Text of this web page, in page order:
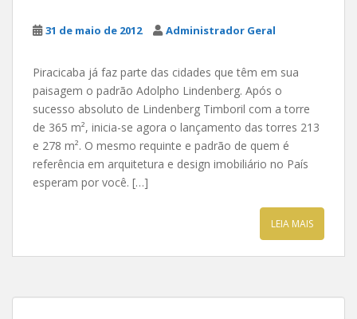
31 de maio de 2012 Administrador Geral
Piracicaba já faz parte das cidades que têm em sua
paisagem o padrão Adolpho Lindenberg. Após o
sucesso absoluto de Lindenberg Timboril com a torre
de 365 m², inicia-se agora o lançamento das torres 213
e 278 m². O mesmo requinte e padrão de quem é
referência em arquitetura e design imobiliário no País
esperam por você. […]
LEIA MAIS